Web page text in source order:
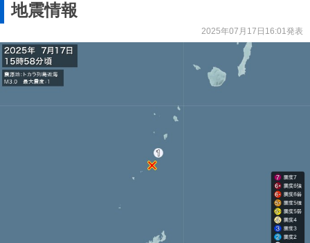
地震情報
2025年07月17日16:01発表